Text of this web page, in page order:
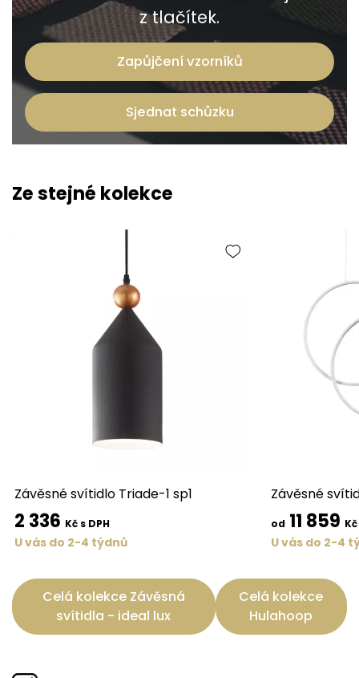
z tlačítek.
Zapůjčení vzorníků
Sjednat schůzku
Ze stejné kolekce
Závěsné svítidlo Triade-1 sp1
2 336 Kč s DPH
U vás do 2-4 týdnů
Závěsné
od 11 859
U vás do 2-4
Celá kolekce Závěsná
svítidla - ideal lux
Celá kolekce
Hulahoop